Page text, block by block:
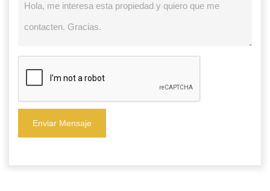
Enviar Mensaje